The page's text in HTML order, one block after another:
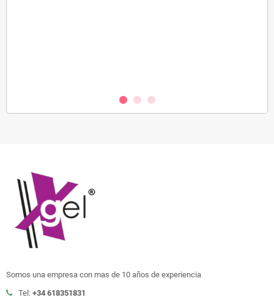
Somos una empresa con mas de 10 años de experiencia
Tel: +34 618351831